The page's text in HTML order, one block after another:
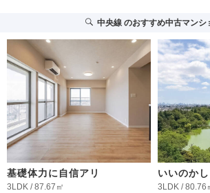
中央線のおすすめ中古マンシ
基礎体力に自信アリ
3LDK / 87.67㎡
いいのかし
3LDK / 80.76